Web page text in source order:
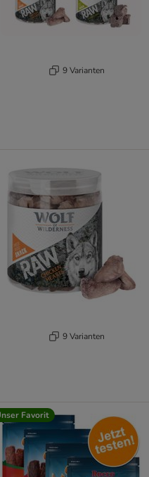
9 Varianten
9 Varianten
Favorit